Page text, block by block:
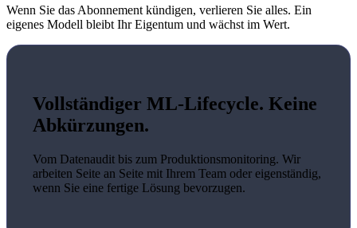
Wenn Sie das Abonnement kündigen, verlieren Sie alles. Ein
eigenes Modell bleibt Ihr Eigentum und wächst im Wert.
Vollständiger ML-Lifecycle. Keine
Abkürzungen.
Vom Datenaudit bis zum Produktionsmonitoring. Wir
arbeiten Seite an Seite mit Ihrem Team oder eigenständig,
wenn Sie eine fertige Lösung bevorzugen.